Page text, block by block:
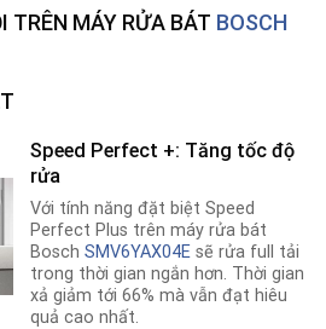
TRÊN MÁY RỬA BÁT BOSCH
Speed Perfect +: Tăng tốc độ
rửa
Với tính năng đặt biệt Speed
Perfect Plus trên máy rửa bát
BoschSMV6YAX04E sẽ rửa full tải
trong thời gian ngắn hơn. Thời gian
xả giảm tới 66% mà vẫn đạt hiêu
quả cao nhất.